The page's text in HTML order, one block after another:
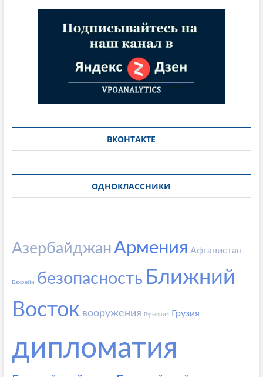
ВКОНТАКТЕ
ОДНОКЛАССНИКИ
АзербайджанАрмения Афганистан
Бахрейн безопасность Ближний
Восток вооружения Германия Грузия
дипломатия